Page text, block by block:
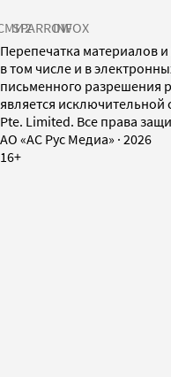
SPARROWINFOX
Перепечатка материалов
в том числе и в
письменного разрешения
является исключительной
Pte. Limited. Все права
AO «АС Рус Медиа» · 2026
16+